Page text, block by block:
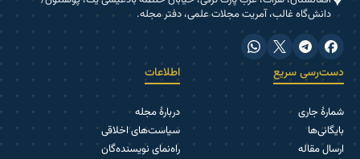
دانش‌گاه غالب، آمریت مجلات علمی، دفتر مجله.
دست‌رسی سریع
شمارۀ جاری
بایگانی‌ها
ارسال مقاله
اطلاعات
دربارۀ مجله
سیاست‌های اخلاقی
راه‌نمای نویسنده‌گان